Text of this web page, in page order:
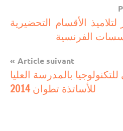
الأقسام التحضيرية
الفرنسية
Article suivant
بالمدرسة العليا
للأساتذة تطوان 2014